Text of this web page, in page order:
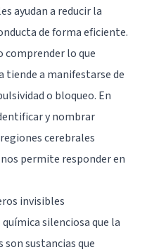
ayudan a reducir la
de forma eficiente.
comprender lo que
tiende a manifestarse de
o bloqueo. En
y nombrar
cerebrales
permite responder en
invisibles
silenciosa que la
sustancias que